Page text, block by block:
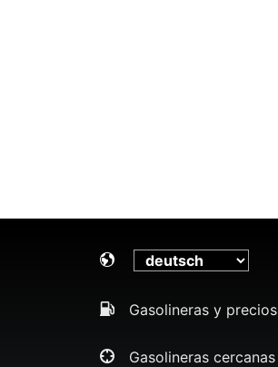
Gasolineras y precios
Gasolineras cercanas